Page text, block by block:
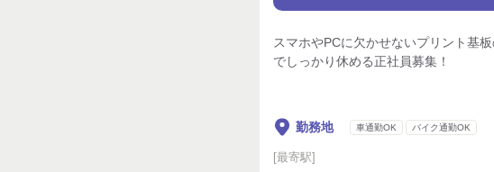
スマホやPCに欠かせないプリント基
でしっかり休める正社員募集！
勤務地 車通勤OK バイク通勤OK
[最寄駅]